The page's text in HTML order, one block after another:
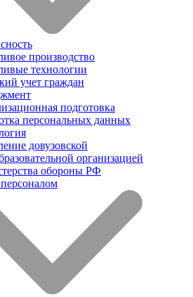
производство
технологии
учет граждан
подготовка
персональных данных
довузовской
организацией
обороны РФ